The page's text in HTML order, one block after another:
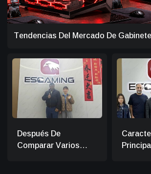
Tendencias Del Mercado De
Gaming En 2026: Cómo Los
Mantenerse A La Vanguardia.
Después De
Comparar Varios